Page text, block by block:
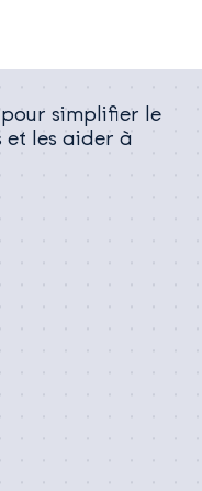
simplifier le
et les aider à